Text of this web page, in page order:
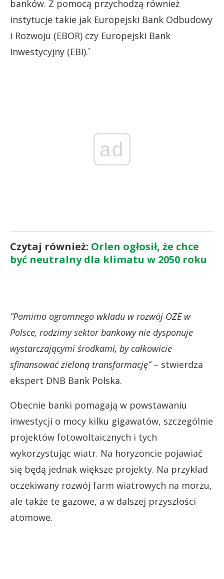
banków. Z pomocą przychodzą również
instytucje takie jak Europejski Bank Odbudowy
i Rozwoju (EBOR) czy Europejski Bank
Inwestycyjny (EBI).`
ad
Czytaj również: Orlen ogłosił, że chce
być neutralny dla klimatu w 2050 roku
“Pomimo ogromnego wkładu w rozwój OZE w
Polsce, rodzimy sektor bankowy nie dysponuje
wystarczającymi środkami, by całkowicie
sfinansować zieloną transformację”– stwierdza
ekspert DNB Bank Polska.
Obecnie banki pomagają w powstawaniu
inwestycji o mocy kilku gigawatów, szczególnie
projektów fotowoltaicznych i tych
wykorzystując wiatr. Na horyzoncie pojawiać
się będą jednak większe projekty. Na przykład
oczekiwany rozwój farm wiatrowych na morzu,
ale także te gazowe, a w dalszej przyszłości
atomowe.